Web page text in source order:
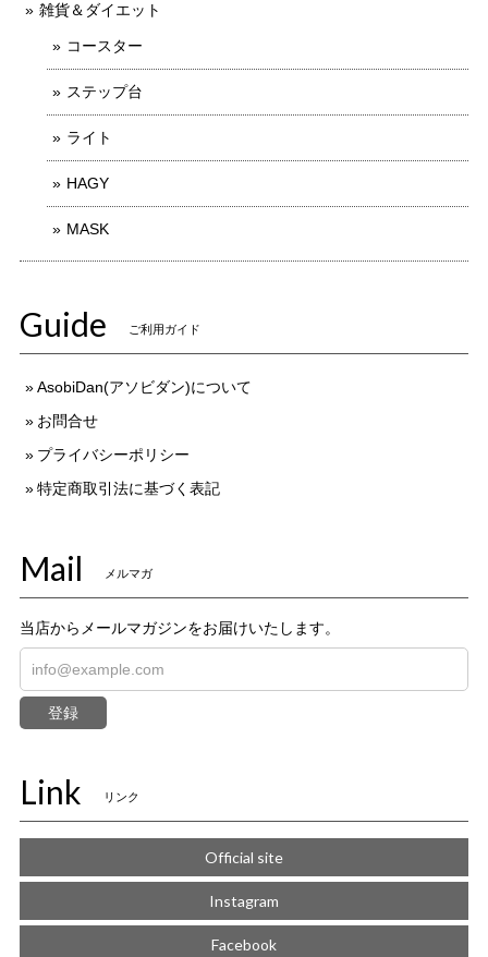
雑貨＆ダイエット
コースター
ステップ台
ライト
HAGY
MASK
Guide ご利用ガイド
AsobiDan(アソビダン)について
お問合せ
プライバシーポリシー
特定商取引法に基づく表記
Mail メルマガ
当店からメールマガジンをお届けいたします。
登録
Link リンク
Official site
Instagram
Facebook